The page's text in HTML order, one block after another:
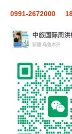
0991-2672000